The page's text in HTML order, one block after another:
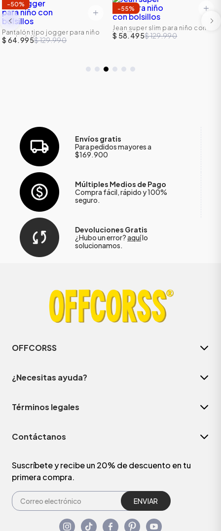
-50%
Pantalón tipo jogger para niño
con bolsillos
$ 64.995$ 129.990
-55%
Jean super slim para niño con
bolsillos
$ 58.495$ 129.990
Envíos gratis
Para pedidos mayores a
$169.900
Múltiples Medios de Pago
Compra fácil, rápido y 100%
seguro.
Devoluciones Gratis
¿Hubo un error?aquílo
solucionamos.
OFFCORSS
¿Necesitas ayuda?
Términos legales
Contáctanos
Suscríbete y recibe un 20% de descuento en tu
primera compra.
ENVIAR